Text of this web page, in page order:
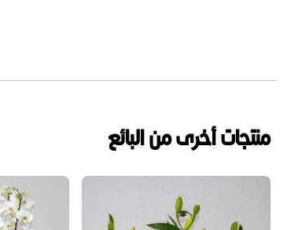
منتجات أخرى من البائع